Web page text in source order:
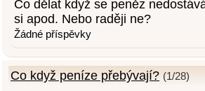
Co dělat když se peněz
si apod. Nebo raději ne?
Žádné příspěvky
Co když peníze přebývají? (1/28)